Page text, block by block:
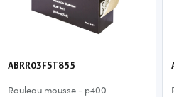
ABRR03FST855
Rouleau mousse - p400